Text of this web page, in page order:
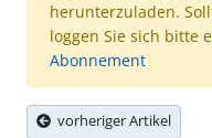
herunterzuladen.
loggen Sie sich bitte
Abonnement
vorheriger Artikel